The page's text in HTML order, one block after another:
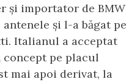
și importator de BMW
și l-a băgat pe
Italianul a acceptat
pe placul
mai apoi derivat, la